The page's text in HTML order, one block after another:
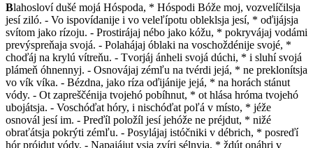
Blahosloví dušé mojá Hóspoda, * Hóspodi Bóže moj, vozvelíčilsja
jesí ziló. - Vo ispovídanije i vo veleľípotu obleklsja jesí, * oďijájsja
svítom jako rízoju. - Prostirájaj nébo jako kóžu, * pokryvájaj vodámi
prevýspreňaja svojá. - Polahájaj óblaki na voschoždénije svojé, *
choďáj na krylú vítreňu. - Tvorjáj ánheli svojá dúchi, * i sluhí svojá
plámeň óhnennyj. - Osnovájaj zémľu na tvérdi jejá, * ne preklonítsja
vo vík víka. - Bézdna, jako ríza oďijánije jejá, * na horách stánut
vódy. - Ot zapreščénija tvojehó pobíhnut, * ot hlása hróma tvojehó
ubojátsja. - Voschóďat hóry, i nischóďat poľá v místo, * jéže
osnovál jesí im. - Preďíl položíl jesí jehóže ne préjdut, * nižé
obraťátsja pokrýti zémľu. - Posylájaj istóčniki v débrich, * posreďí
hór prójdut vódy. - Napajájut vsja zvíri sélnyja, * ždút onáhri v